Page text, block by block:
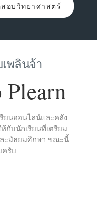
อบวิทยาศาสตร์
พลินจ้า
ยนออนไลน์และคลัง
กับนักเรียนที่เตรียม
ะมัธยมศึกษา ขณะนี้
ครับ